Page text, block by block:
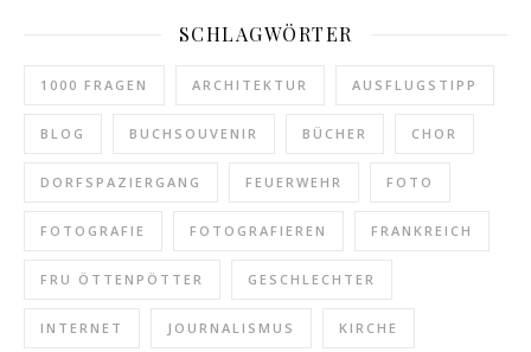
SCHLAGWÖRTER
1000 FRAGEN ARCHITEKTUR AUSFLUGSTIPP
BLOG BUCHSOUVENIR BÜCHER CHOR
DORFSPAZIERGANG FEUERWEHR FOTO
FOTOGRAFIE FOTOGRAFIEREN FRANKREICH
FRU ÖTTENPÖTTER GESCHLECHTER
INTERNET JOURNALISMUS KIRCHE